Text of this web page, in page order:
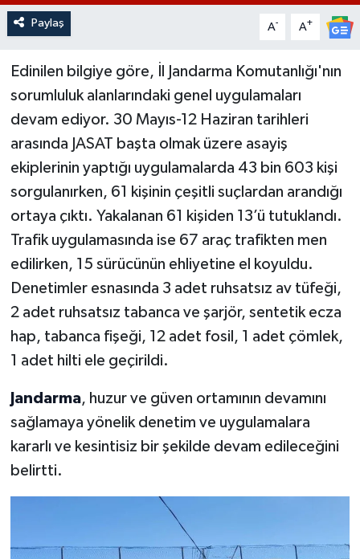
Paylaş A- A+
Edinilen bilgiye göre, İl Jandarma Komutanlığı'nın
sorumluluk alanlarındaki genel uygulamaları
devam ediyor. 30 Mayıs-12 Haziran tarihleri
arasında JASAT başta olmak üzere asayiş
ekiplerinin yaptığı uygulamalarda 43 bin 603 kişi
sorgulanırken, 61 kişinin çeşitli suçlardan arandığı
ortaya çıktı. Yakalanan 61 kişiden 13’ü tutuklandı.
Trafik uygulamasında ise 67 araç trafikten men
edilirken, 15 sürücünün ehliyetine el koyuldu.
Denetimler esnasında 3 adet ruhsatsız av tüfeği,
2 adet ruhsatsız tabanca ve şarjör, sentetik ecza
hap, tabanca fişeği, 12 adet fosil, 1 adet çömlek,
1 adet hilti ele geçirildi.
Jandarma, huzur ve güven ortamının devamını
sağlamaya yönelik denetim ve uygulamalara
kararlı ve kesintisiz bir şekilde devam edileceğini
belirtti.